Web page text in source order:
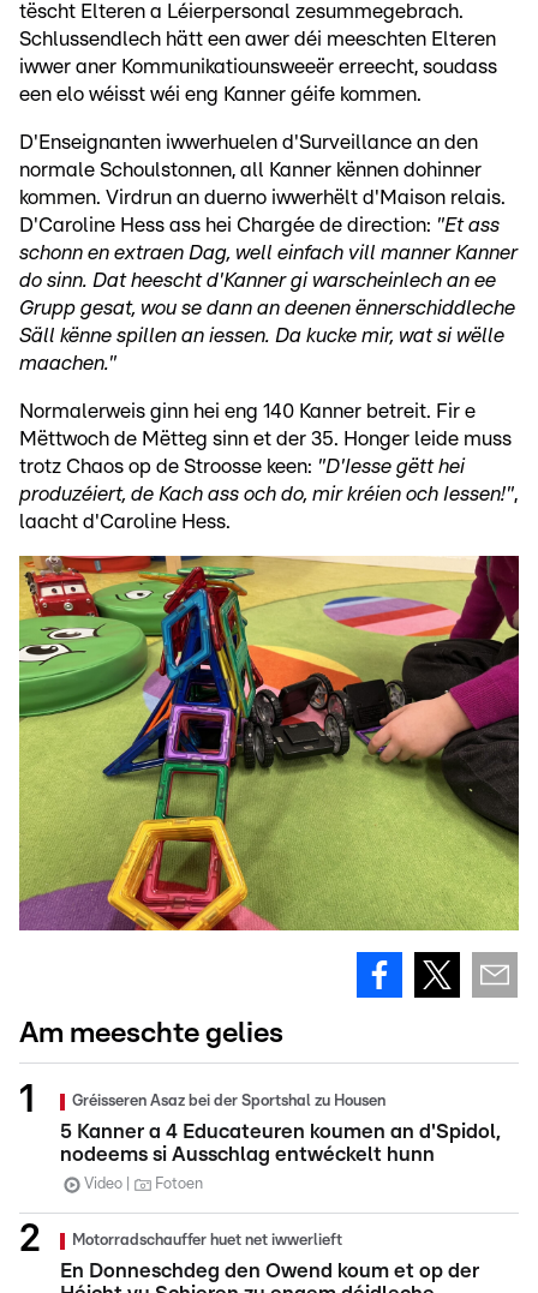
tëscht Elteren a Léierpersonal zesummegebrach.
Schlussendlech hätt een awer déi meeschten Elteren
iwwer aner Kommunikatiounsweeër erreecht, soudass
een elo wéisst wéi eng Kanner géife kommen.
D'Enseignanten iwwerhuelen d'Surveillance an den
normale Schoulstonnen, all Kanner kënnen dohinner
kommen. Virdrun an duerno iwwerhëlt d'Maison relais.
D'Caroline Hess ass hei Chargée de direction: "Et ass
schonn en extraen Dag, well einfach vill manner Kanner
do sinn. Dat heescht d'Kanner gi warscheinlech an ee
Grupp gesat, wou se dann an deenen ënnerschiddleche
Säll kënne spillen an iessen. Da kucke mir, wat si wëlle
maachen."
Normalerweis ginn hei eng 140 Kanner betreit. Fir e
Mëttwoch de Mëtteg sinn et der 35. Honger leide muss
trotz Chaos op de Stroosse keen: "D'Iesse gëtt hei
produzéiert, de Kach ass och do, mir kréien och Iessen!",
laacht d'Caroline Hess.
Am meeschte gelies
Gréisseren Asaz bei der Sportshal zu Housen
5 Kanner a 4 Educateuren koumen an d'Spidol,
nodeems si Ausschlag entwéckelt hunn
Video Fotoen
Motorradschauffer huet net iwwerlieft
En Donneschdeg den Owend koum et op der